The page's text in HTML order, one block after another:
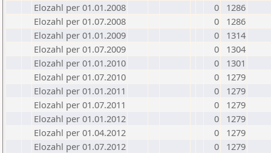
Elozahl per 01.01.2008
0
1286
Elozahl per 01.07.2008
0
1286
Elozahl per 01.01.2009
0
1314
Elozahl per 01.07.2009
0
1304
Elozahl per 01.01.2010
0
1301
Elozahl per 01.07.2010
0
1279
Elozahl per 01.01.2011
0
1279
Elozahl per 01.07.2011
0
1279
Elozahl per 01.01.2012
0
1279
Elozahl per 01.04.2012
0
1279
Elozahl per 01.07.2012
0
1279